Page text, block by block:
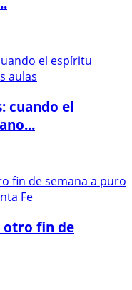
cuando el
otro fin de